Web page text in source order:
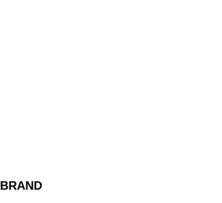
BRAND